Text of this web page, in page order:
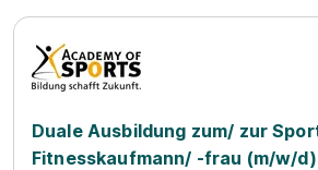
Duale Ausbildung zum/ zur
Fitnesskaufmann/ -frau (m/w/d)